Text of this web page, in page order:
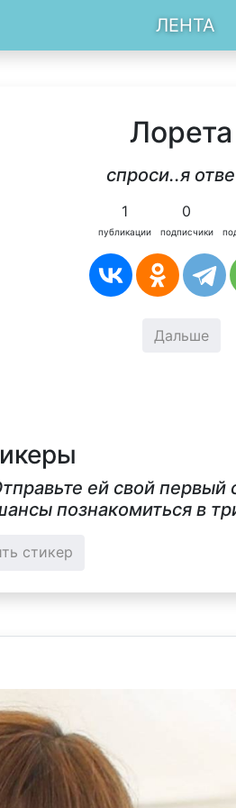
ЛЕНТА
Лорета
спроси..я
1
публикации
0
подписчики
Дальше
ей свой
познакомиться в
стикер